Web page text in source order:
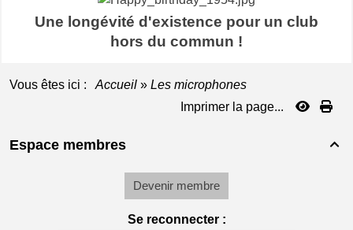
Une longévité d'existence pour un club
hors du commun !
Vous êtes ici : Accueil » Les microphones
Imprimer la page...

Espace membres
Devenir membre
Se reconnecter :